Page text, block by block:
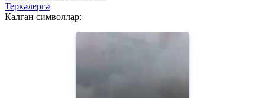
Теркәлергә
Калган символлар: